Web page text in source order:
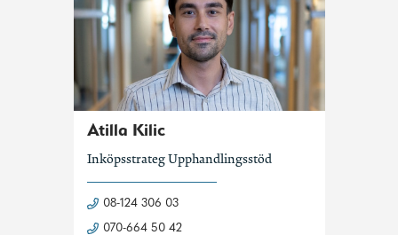
Atilla Kilic
Inköpsstrateg Upphandlingsstöd
08-124 306 03
070-664 50 42